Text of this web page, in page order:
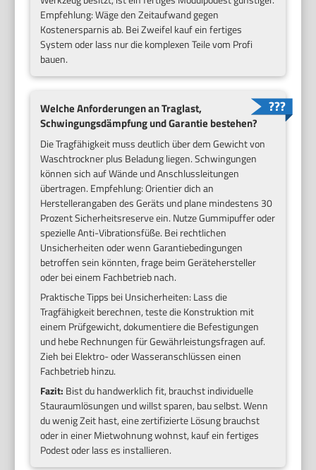
Empfehlung: Wäge den Zeitaufwand gegen
Kostenersparnis ab. Bei Zweifel kauf ein fertiges
System oder lass nur die komplexen Teile vom Profi
bauen.
Welche Anforderungen an Traglast,
Schwingungsdämpfung und Garantie bestehen?
Die Tragfähigkeit muss deutlich über dem Gewicht von
Waschtrockner plus Beladung liegen. Schwingungen
können sich auf Wände und Anschlussleitungen
übertragen. Empfehlung: Orientier dich an
Herstellerangaben des Geräts und plane mindestens 30
Prozent Sicherheitsreserve ein. Nutze Gummipuffer oder
spezielle Anti-Vibrationsfüße. Bei rechtlichen
Unsicherheiten oder wenn Garantiebedingungen
betroffen sein könnten, frage beim Gerätehersteller
oder bei einem Fachbetrieb nach.
Praktische Tipps bei Unsicherheiten: Lass die
Tragfähigkeit berechnen, teste die Konstruktion mit
einem Prüfgewicht, dokumentiere die Befestigungen
und hebe Rechnungen für Gewährleistungsfragen auf.
Zieh bei Elektro- oder Wasseranschlüssen einen
Fachbetrieb hinzu.
Fazit: Bist du handwerklich fit, brauchst individuelle
Stauraumlösungen und willst sparen, bau selbst. Wenn
du wenig Zeit hast, eine zertifizierte Lösung brauchst
oder in einer Mietwohnung wohnst, kauf ein fertiges
Podest oder lass es installieren.